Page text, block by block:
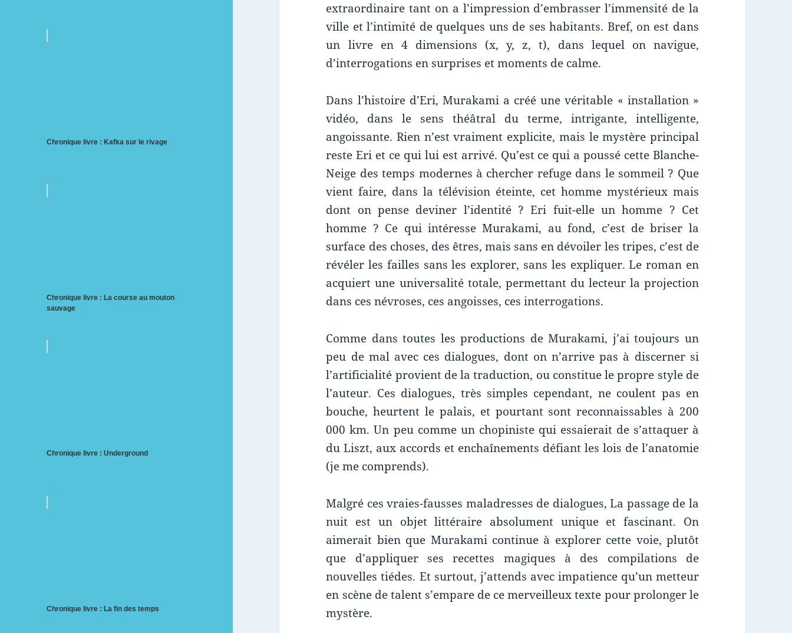
Chronique livre : Kafka sur le rivage
Chronique livre : La course au mouton
sauvage
Chronique livre : Underground
Chronique livre : La fin des temps
extraordinaire tant on a l’impression d’embrasser l’immensité de la
ville et l’intimité de quelques uns de ses habitants. Bref, on est dans
un livre en 4 dimensions (x, y, z, t), dans lequel on navigue,
d’interrogations en surprises et moments de calme.
Dans l’histoire d’Eri, Murakami a créé une véritable « installation »
vidéo, dans le sens théâtral du terme, intrigante, intelligente,
angoissante. Rien n’est vraiment explicite, mais le mystère principal
reste Eri et ce qui lui est arrivé. Qu’est ce qui a poussé cette Blanche-
Neige des temps modernes à chercher refuge dans le sommeil ? Que
vient faire, dans la télévision éteinte, cet homme mystérieux mais
dont on pense deviner l’identité ? Eri fuit-elle un homme ? Cet
homme ? Ce qui intéresse Murakami, au fond, c’est de briser la
surface des choses, des êtres, mais sans en dévoiler les tripes, c’est de
révéler les failles sans les explorer, sans les expliquer. Le roman en
acquiert une universalité totale, permettant du lecteur la projection
dans ces névroses, ces angoisses, ces interrogations.
Comme dans toutes les productions de Murakami, j’ai toujours un
peu de mal avec ces dialogues, dont on n’arrive pas à discerner si
l’artificialité provient de la traduction, ou constitue le propre style de
l’auteur. Ces dialogues, très simples cependant, ne coulent pas en
bouche, heurtent le palais, et pourtant sont reconnaissables à 200
000 km. Un peu comme un chopiniste qui essaierait de s’attaquer à
du Liszt, aux accords et enchaînements défiant les lois de l’anatomie
(je me comprends).
Malgré ces vraies-fausses maladresses de dialogues, La passage de la
nuit est un objet littéraire absolument unique et fascinant. On
aimerait bien que Murakami continue à explorer cette voie, plutôt
que d’appliquer ses recettes magiques à des compilations de
nouvelles tiédes. Et surtout, j’attends avec impatience qu’un metteur
en scène de talent s’empare de ce merveilleux texte pour prolonger le
mystère.